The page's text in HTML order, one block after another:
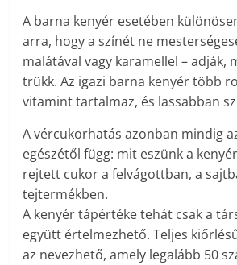
A barna kenyér esetében
arra, hogy a színét ne
malátával vagy karamellel – adják,
trükk. Az igazi barna kenyér több
vitamint tartalmaz, és lassabban
A vércukorhatás azonban mindig
egészétől függ: mit eszünk a
rejtett cukor a felvágottban, a
tejtermékben.
A kenyér tápértéke tehát csak a
együtt értelmezhető. Teljes
az nevezhető, amely legalább 50